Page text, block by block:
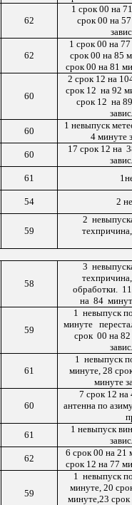
62
1 срок 00 на
срок 00 на
62
1 срок 00 на
срок 00 на 85
срок 00 на 81
60
2 срок 12 на
срок 12 на 92
срок 12 на
60
1 невыпуск
4 минуте
60
17 срок 12 на
61 1
54 2
59
2
техпричина
58
3
техпричина
обработки.
на 84
59
1 невыпуск
минуте
срок 00 на
61
1 невыпуск
минуте, 28
минуте
60
7 срок 12 на
антенна по
61
1 невыпуск
62
6 срок 00 на 21
срок 12 на 77
59
1 невыпуск
минуте, 20
минуте,23 срок